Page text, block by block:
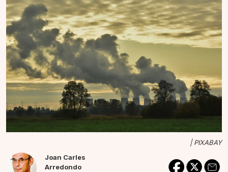
|PIXABAY
Joan Carles
Arredondo